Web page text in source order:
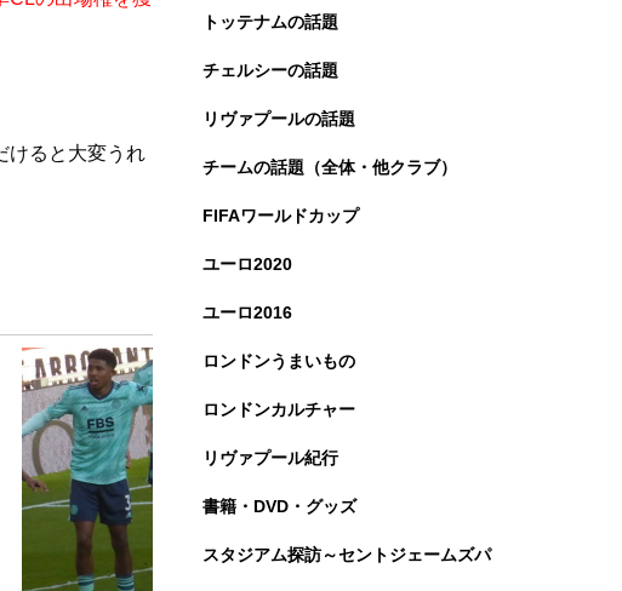
けると大変うれ
トッテナムの話題
チェルシーの話題
リヴァプールの話題
チームの話題（全体・他クラブ）
FIFAワールドカップ
ユーロ2020
ユーロ2016
ロンドンうまいもの
ロンドンカルチャー
リヴァプール紀行
書籍・DVD・グッズ
スタジアム探訪～セントジェームズパ